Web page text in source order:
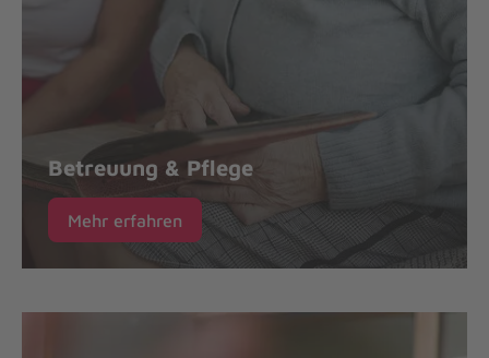
Betreuung & Pflege
Mehr erfahren